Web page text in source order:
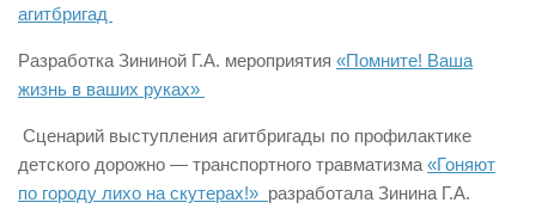
агитбригад
Разработка Зининой Г.А. мероприятия «Помните! Ваша
жизнь в ваших руках»
Сценарий выступления агитбригады по профилактике
детского дорожно — транспортного травматизма «Гоняют
по городу лихо на скутерах!» разработала Зинина Г.А.